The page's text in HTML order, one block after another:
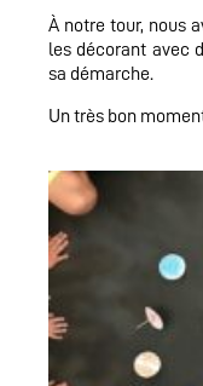
À notre tour, nous
les décorant avec
sa démarche.
Un très bon